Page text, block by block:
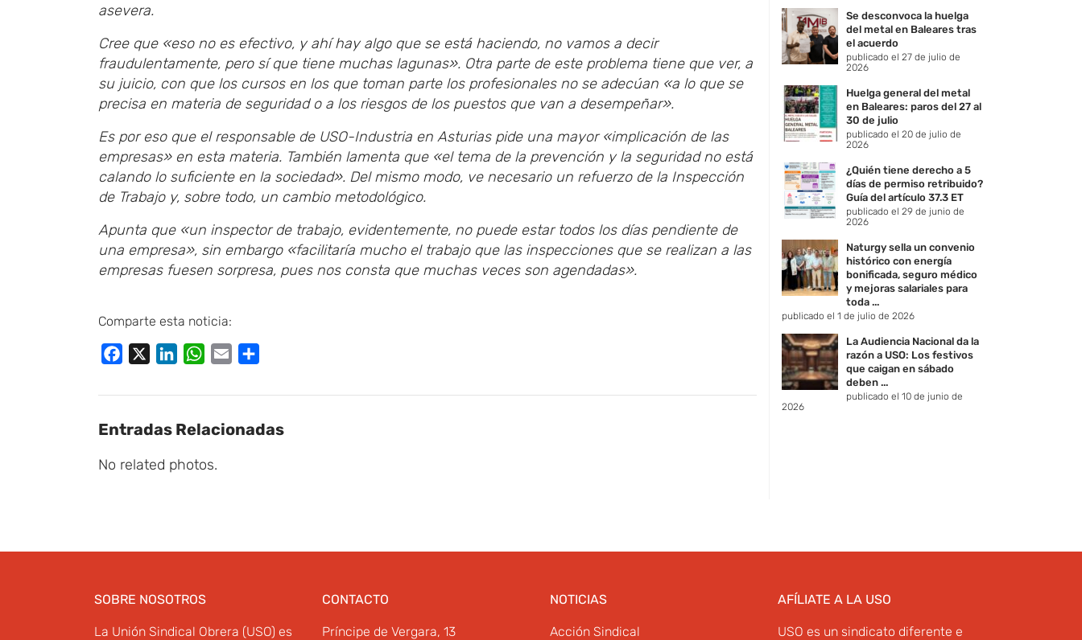
asevera.
Cree que «eso no es efectivo, y ahí hay algo que se está haciendo, no vamos a decir
fraudulentamente, pero sí que tiene muchas lagunas». Otra parte de este problema tiene que ver, a
su juicio, con que los cursos en los que toman parte los profesionales no se adecúan «a lo que se
precisa en materia de seguridad o a los riesgos de los puestos que van a desempeñar».
Es por eso que el responsable de USO-Industria en Asturias pide una mayor «implicación de las
empresas» en esta materia. También lamenta que «el tema de la prevención y la seguridad no está
calando lo suficiente en la sociedad». Del mismo modo, ve necesario un refuerzo de la Inspección
de Trabajo y, sobre todo, un cambio metodológico.
Apunta que «un inspector de trabajo, evidentemente, no puede estar todos los días pendiente de
una empresa», sin embargo «facilitaría mucho el trabajo que las inspecciones que se realizan a las
empresas fuesen sorpresa, pues nos consta que muchas veces son agendadas».
Comparte esta noticia:
Facebook LinkedInWhatsApp
Email
Entradas Relacionadas
No related photos.
Se desconvoca la huelga
del metal en Baleares tras
el acuerdo
publicado el 27 de julio de
2026
Huelga general del metal
en Baleares: paros del 27 al
30 de julio
publicado el 20 de julio de
2026
¿Quién tiene derecho a 5
días de permiso retribuido?
Guía del artículo 37.3 ET
publicado el 29 de junio de
2026
Naturgy sella un convenio
histórico con energía
bonificada, seguro médico
y mejoras salariales para
toda ...
publicado el 1 de julio de 2026
La Audiencia Nacional da la
razón a USO: Los festivos
que caigan en sábado
deben ...
publicado el 10 de junio de
2026
SOBRE NOSOTROS
La Unión Sindical Obrera (USO) es
CONTACTO
Príncipe de Vergara, 13
NOTICIAS
Acción Sindical
AFÍLIATE A LA USO
USO es un sindicato diferente e